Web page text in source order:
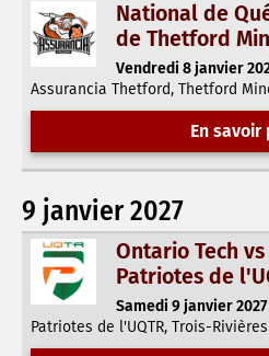
National de
de Thetford
Vendredi 8 janvier
Assurancia Thetford, Thetford
En savoir
9 janvier 2027
Ontario Tech vs
Patriotes de
Samedi 9 janvier 2027
Patriotes de l'UQTR, Trois-Rivières